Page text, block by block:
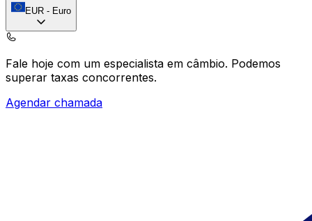
EUR - Euro
Fale hoje com um especialista em câmbio. Podemos
superar taxas concorrentes.
Agendar chamada